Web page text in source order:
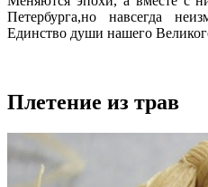
Петербурга,но навсегда
Единство души нашего
Плетение из трав